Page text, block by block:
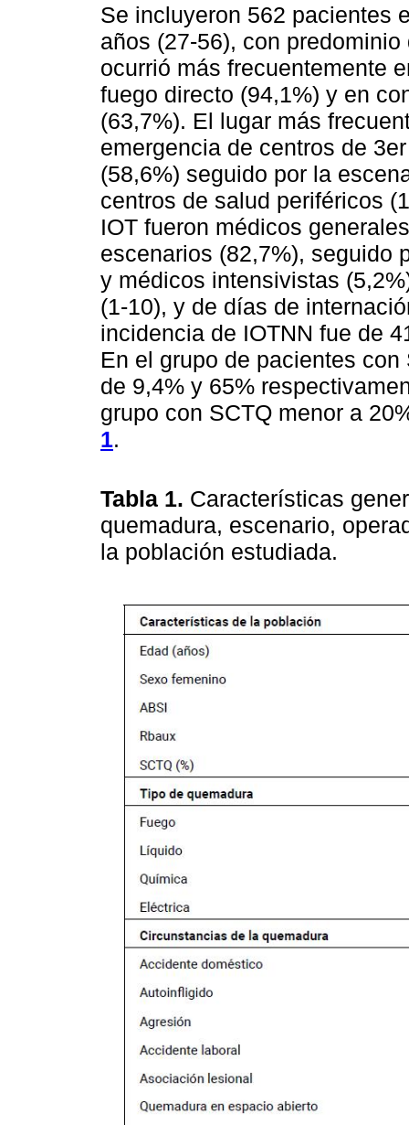
Se incluyeron 562 pacientes
años (27-56), con
ocurrió más frecuentemente
fuego directo (94,1%) y en
(63,7%). El lugar más
emergencia de centros de
(58,6%) seguido por la
centros de salud periféricos
IOT fueron médicos
escenarios (82,7%), seguido
y médicos intensivistas
(1-10), y de días de
incidencia de IOTNN fue de
En el grupo de pacientes
de 9,4% y 65%
grupo con SCTQ menor a
1.
Tabla 1. Características
quemadura, escenario,
la población estudiada.